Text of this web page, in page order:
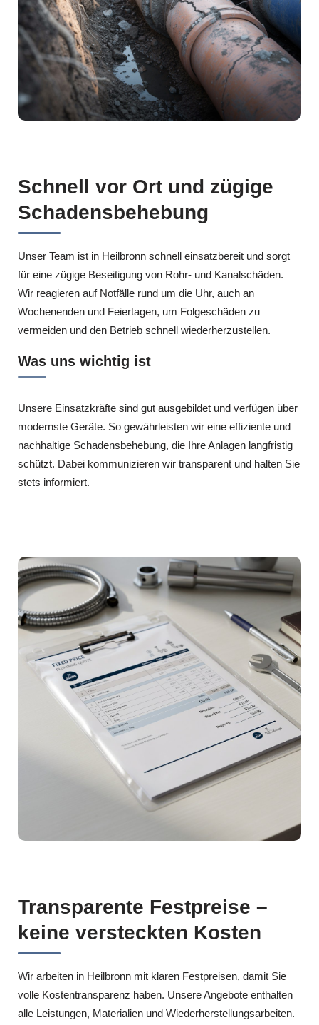
Schnell vor Ort und zügige
Schadensbehebung
Unser Team ist in Heilbronn schnell einsatzbereit und sorgt
für eine zügige Beseitigung von Rohr- und Kanalschäden.
Wir reagieren auf Notfälle rund um die Uhr, auch an
Wochenenden und Feiertagen, um Folgeschäden zu
vermeiden und den Betrieb schnell wiederherzustellen.
Was uns wichtig ist
Unsere Einsatzkräfte sind gut ausgebildet und verfügen über
modernste Geräte. So gewährleisten wir eine effiziente und
nachhaltige Schadensbehebung, die Ihre Anlagen langfristig
schützt. Dabei kommunizieren wir transparent und halten Sie
stets informiert.
Transparente Festpreise –
keine versteckten Kosten
Wir arbeiten in Heilbronn mit klaren Festpreisen, damit Sie
volle Kostentransparenz haben. Unsere Angebote enthalten
alle Leistungen, Materialien und Wiederherstellungsarbeiten.